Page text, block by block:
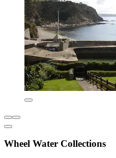
Wheel Water Collections